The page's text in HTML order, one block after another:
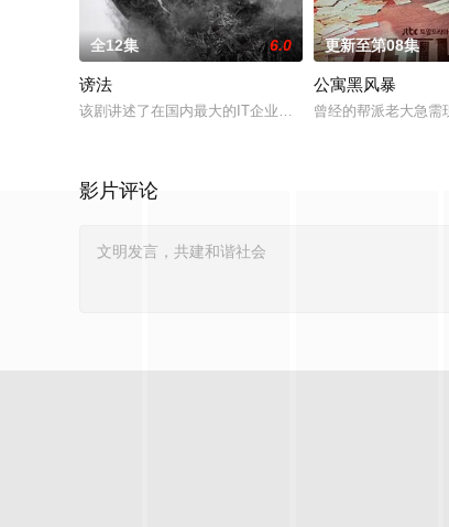
全12集 6.0
谤法
该剧讲述了在国内最大的IT企业里存在着一个恶神。唯一
更新至第08集
公寓黑风暴
曾经的帮派老大急需
影片评论